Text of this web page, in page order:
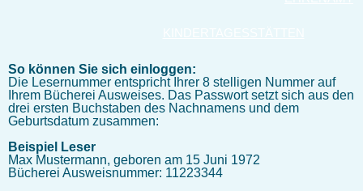
So können Sie sich einloggen:
Die Lesernummer entspricht Ihrer 8 stelligen Nummer auf
Ihrem Bücherei Ausweises. Das Passwort setzt sich aus den
drei ersten Buchstaben des Nachnamens und dem
Geburtsdatum zusammen:
Beispiel Leser
Max Mustermann, geboren am 15 Juni 1972
Bücherei Ausweisnummer: 11223344